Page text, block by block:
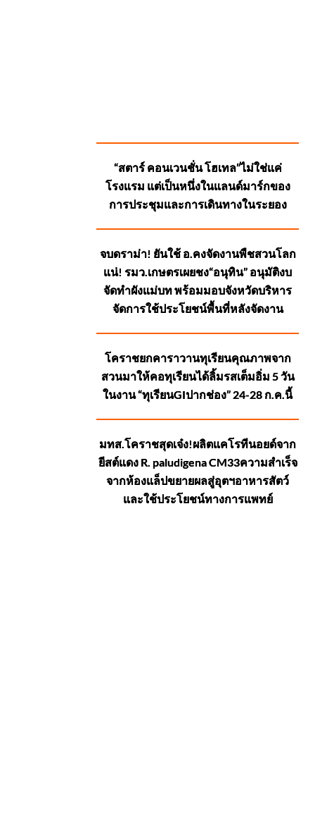
“สตาร์ คอนเวนชั่น โฮเทล”ไม่ใช่แค่
โรงแรม แต่เป็นหนึ่งในแลนด์มาร์กของ
การประชุมและการเดินทางในระยอง
จบดราม่า! ยันใช้ อ.คงจัดงานพืชสวนโลก
แน่! รมว.เกษตรเผยชง“อนุทิน” อนุมัติงบ
จัดทำผังแม่บท พร้อมมอบจังหวัดบริหาร
จัดการใช้ประโยชน์พื้นที่หลังจัดงาน
โคราชยกคาราวานทุเรียนคุณภาพจาก
สวนมาให้คอทุเรียนได้ลิ้มรสเต็มอิ่ม 5 วัน
ในงาน “ทุเรียนGIปากช่อง” 24-28 ก.ค.นี้
มทส.โคราชสุดเจ๋ง!ผลิตแคโรทีนอยด์จาก
ยีสต์แดง R. paludigena CM33ความสำเร็จ
จากห้องแล็ปขยายผลสู่อุตฯอาหารสัตว์
และใช้ประโยชน์ทางการแพทย์